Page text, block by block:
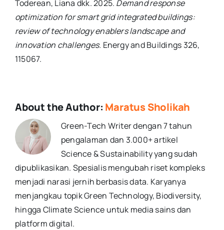
Toderean, Liana dkk. 2025. Demand response
optimization for smart grid integrated buildings:
review of technology enablers landscape and
innovation challenges. Energy and Buildings 326,
115067.
About the Author: Maratus Sholikah
Green-Tech Writer dengan 7 tahun
pengalaman dan 3.000+ artikel
Science & Sustainability yang sudah
dipublikasikan. Spesialis mengubah riset kompleks
menjadi narasi jernih berbasis data. Karyanya
menjangkau topik Green Technology, Biodiversity,
hingga Climate Science untuk media sains dan
platform digital.